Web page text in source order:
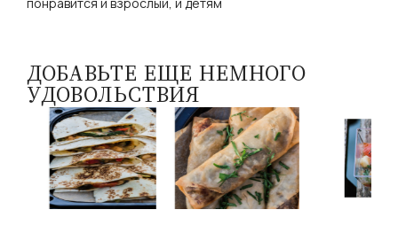
ДОБАВЬТЕ ЕЩЕ НЕМНОГО
УДОВОЛЬСТВИЯ